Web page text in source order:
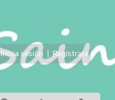
Inicia sesión Regístrate